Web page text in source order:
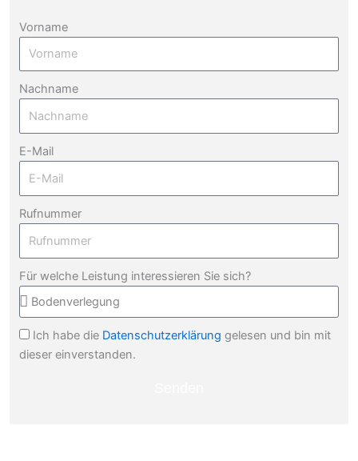
Vorname
Nachname
E-Mail
Rufnummer
Für welche Leistung interessieren Sie sich?
Ich habe die Datenschutzerklärung gelesen und bin mit
dieser einverstanden.